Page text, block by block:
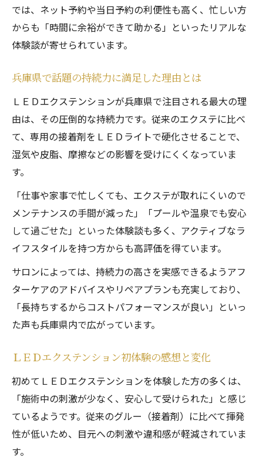
最適
ＬＥＤエクステンションが忙しい方に選ば
れる理由
オイルクレンジング対応で毎日快適なケア
仕事帰りでも通いやすいサロン選びのコツ
予約が取りやすい兵庫県のサロン事情
長持ちの秘訣を知るＬＥＤエクステンション徹
組み
施術後のケア方法で長持ち度アップ
まつげへの優しさが長持ちのポイント
兵庫県で長持ちを実感できる体験談
自然な目元へ導く新時代のマツエク技術が登場
ＬＥＤエクステンションで叶うナチュラル
最新技術が導く自然な仕上がりの秘密
まつげ本来の美しさを引き出す施術法
自然志向の方におすすめの新時代エクステ
トレンドの目元デザインを体験する方法
兵庫県で選ぶＬＥＤエクステンションの魅力と
では、ネット予約や当日予約の利便性も高く、忙しい方
からも「時間に余裕ができて助かる」といったリアルな
体験談が寄せられています。
兵庫県で話題の持続力に満足した理由とは
ＬＥＤエクステンションが兵庫県で注目される最大の理
由は、その圧倒的な持続力です。従来のエクステに比べ
て、専用の接着剤をＬＥＤライトで硬化させることで、
湿気や皮脂、摩擦などの影響を受けにくくなっていま
す。
「仕事や家事で忙しくても、エクステが取れにくいので
メンテナンスの手間が減った」「プールや温泉でも安心
して過ごせた」といった体験談も多く、アクティブなラ
イフスタイルを持つ方からも高評価を得ています。
サロンによっては、持続力の高さを実感できるようアフ
ターケアのアドバイスやリペアプランも充実しており、
「長持ちするからコストパフォーマンスが良い」といっ
た声も兵庫県内で広がっています。
ＬＥＤエクステンション初体験の感想と変化
初めてＬＥＤエクステンションを体験した方の多くは、
「施術中の刺激が少なく、安心して受けられた」と感じ
ているようです。従来のグルー（接着剤）に比べて揮発
性が低いため、目元への刺激や違和感が軽減されていま
す。